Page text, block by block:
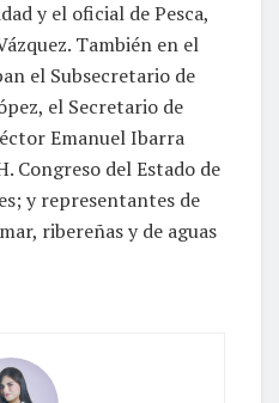
y el oficial de Pesca,
También en el
el Subsecretario de
el Secretario de
Emanuel Ibarra
Congreso del Estado de
y representantes de
ribereñas y de aguas